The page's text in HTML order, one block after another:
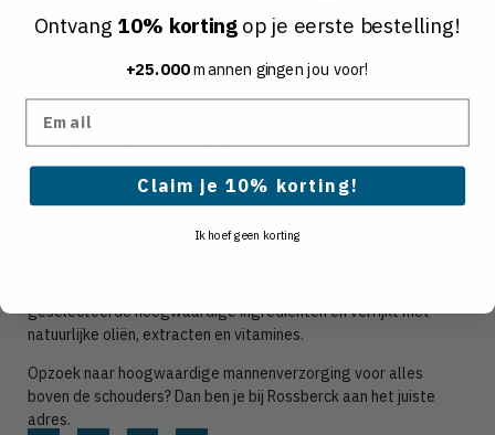
Rossberck is een verzorgingsmerk speciaal voor mannen
Ontdek gezichtsverzorging, baardverzorging, haarverzorging
geselecteerde hoogwaardige ingrediënten en verrijkt met
natuurlijke oliën, extracten en vitamines.
Opzoek naar hoogwaardige mannenverzorging voor alles
boven de schouders? Dan ben je bij Rossberck aan het juiste
adres.
Ontvang 10% kortingop je eerste bestelling!
+25.000mannen gingen jou voor!
Claim je 10% korting!
Ik hoef geen korting